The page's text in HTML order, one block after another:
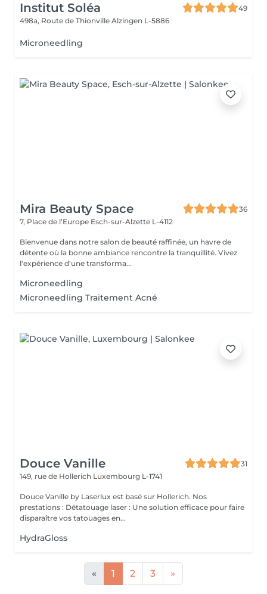
Institut Soléa
49
498a, Route de Thionville Alzingen L-5886
Microneedling
Mira Beauty Space
36
7, Place de l’Europe Esch-sur-Alzette L-4112
Bienvenue dans notre salon de beauté raffinée, un havre de
détente où la bonne ambiance rencontre la tranquillité. Vivez
l'expérience d'une transforma...
Microneedling
Microneedling Traitement Acné
Douce Vanille
31
149, rue de Hollerich Luxembourg L-1741
Douce Vanille by Laserlux est basé sur Hollerich. Nos
prestations : Détatouage laser : Une solution efficace pour faire
disparaître vos tatouages en...
HydraGloss
« 1 2 3 »